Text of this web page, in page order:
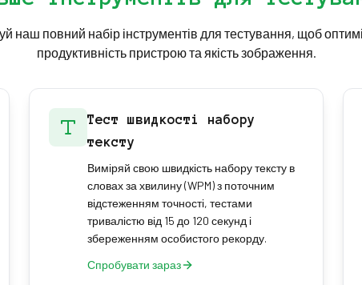
наш повний набір інструментів для тестування, щоб
продуктивність пристрою та якість зображення.
Тест швидкості набору
тексту
Виміряй свою швидкість набору тексту в
словах за хвилину (WPM) з поточним
відстеженням точності, тестами
тривалістю від 15 до 120 секунд і
збереженням особистого рекорду.
Спробувати зараз